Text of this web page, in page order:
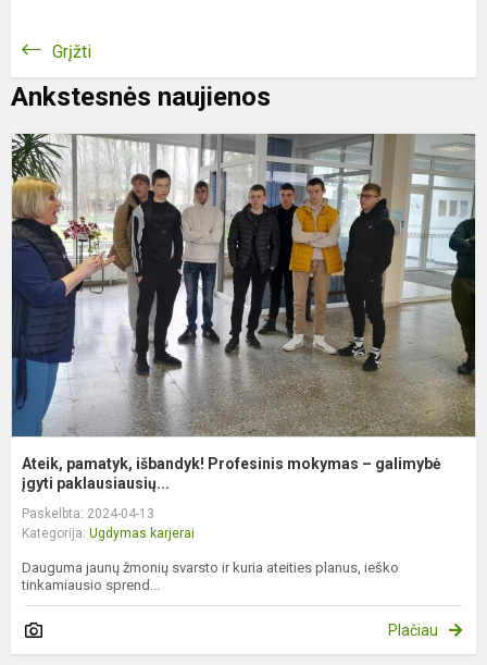
Grįžti
Ankstesnės naujienos
Ateik, pamatyk, išbandyk! Profesinis mokymas – galimybė
įgyti paklausiausių...
Paskelbta: 2024-04-13
Kategorija: Ugdymas karjerai
Dauguma jaunų žmonių svarsto ir kuria ateities planus, ieško
tinkamiausio sprend...
Plačiau